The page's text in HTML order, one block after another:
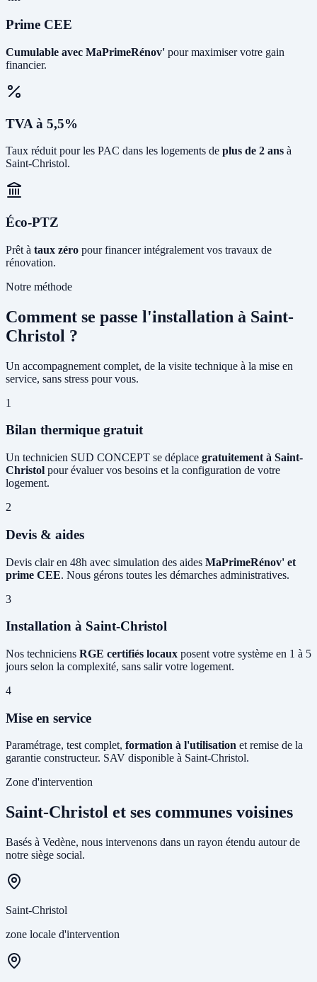
Prime CEE
Cumulable avec MaPrimeRénov' pour maximiser votre gain
financier.
TVA à 5,5%
Taux réduit pour les PAC dans les logements de plus de 2 ans à
Saint-Christol.
Éco-PTZ
Prêt à taux zéro pour financer intégralement vos travaux de
rénovation.
Notre méthode
Comment se passe l'installation à Saint-
Christol ?
Un accompagnement complet, de la visite technique à la mise en
service, sans stress pour vous.
1
Bilan thermique gratuit
Un technicien SUD CONCEPT se déplace gratuitement à Saint-
Christol pour évaluer vos besoins et la configuration de votre
logement.
2
Devis & aides
Devis clair en 48h avec simulation des aides MaPrimeRénov' et
prime CEE. Nous gérons toutes les démarches administratives.
3
Installation à Saint-Christol
Nos techniciens RGE certifiés locaux posent votre système en 1 à 5
jours selon la complexité, sans salir votre logement.
4
Mise en service
Paramétrage, test complet, formation à l'utilisation et remise de la
garantie constructeur. SAV disponible à Saint-Christol.
Zone d'intervention
Saint-Christol et ses communes voisines
Basés à Vedène, nous intervenons dans un rayon étendu autour de
notre siège social.
Saint-Christol
zone locale d'intervention